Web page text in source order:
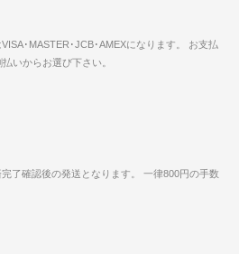
･MASTER･JCB･AMEXになります。 お支払
いからお選び下さい。
了確認後の発送となります。 一律800円の手数